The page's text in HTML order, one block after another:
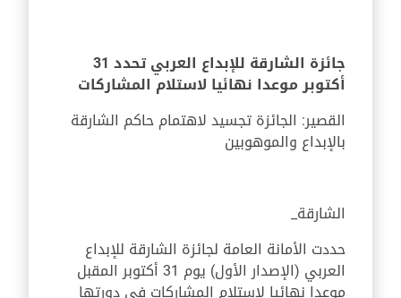
جائزة الشارقة للإبداع العربي تحدد 31
أكتوبر موعدا نهائيا لاستلام المشاركات
القصير: الجائزة تجسيد لاهتمام حاكم الشارقة
بالإبداع والموهوبين
الشارقة_
حددت الأمانة العامة لجائزة الشارقة للإبداع
العربي (الإصدار الأول) يوم 31 أكتوبر المقبل
موعدا نهائيا لاستلام المشاركات في دورتها